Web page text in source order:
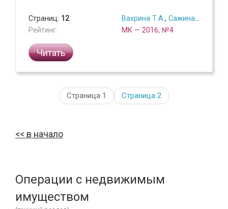
Страниц: 12
Рейтинг:
Вахрина Т.А. , Сажина А.И.
МК — 2016, №4
Читать
Страница 1 Страница 2
в начало
Операции с недвижимым
имуществом